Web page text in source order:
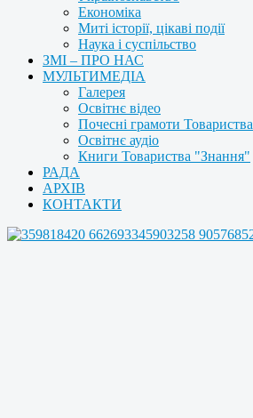
Економіка
Миті історії, цікаві події
Наука і суспільство
ЗМІ – ПРО НАС
МУЛЬТИМЕДІА
Галерея
Освітнє відео
Почесні грамоти Товариства
Освітнє аудіо
Книги Товариства "Знання"
РАДА
АРХІВ
КОНТАКТИ